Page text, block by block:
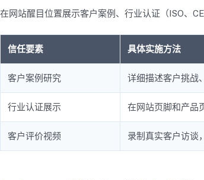
在网站醒目位置展示客户案例、行业认证（ISO、
信任要素 具体实施方法
客户案例研究 详细描述客户挑战
行业认证展示 在网站页脚和产品
客户评价视频 录制真实客户访谈